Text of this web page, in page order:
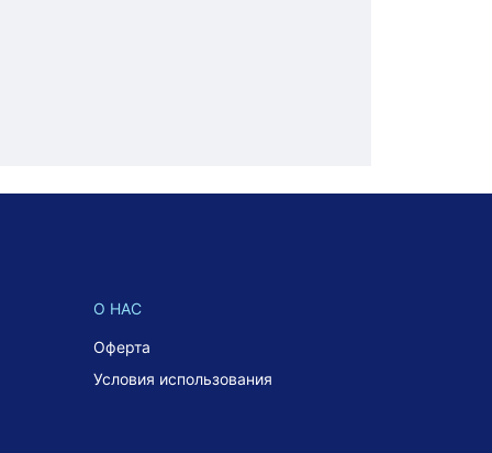
О НАС
Оферта
Условия использования